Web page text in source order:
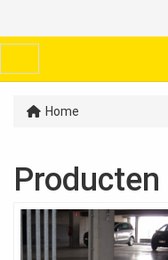
Home
Producten